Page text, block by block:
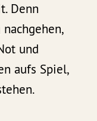
Denn
und
aufs Spiel,